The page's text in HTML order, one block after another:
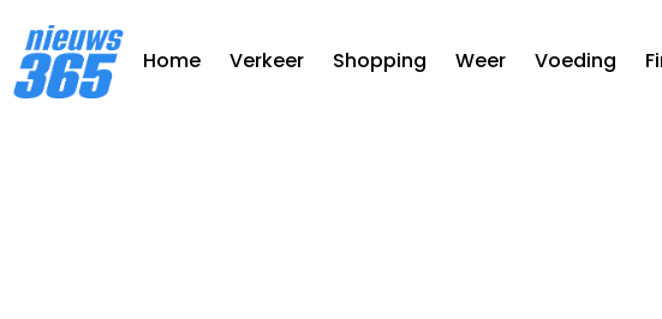
Home Verkeer Shopping Weer Voeding